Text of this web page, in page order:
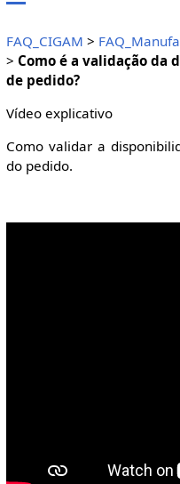
FAQ_CIGAM >
> Como é a validação
de pedido?
Vídeo explicativo
Como validar a
do pedido.